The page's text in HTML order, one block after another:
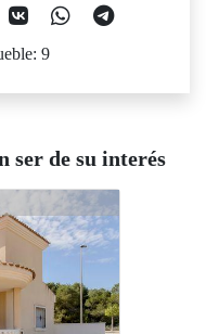
9
ser de su interés